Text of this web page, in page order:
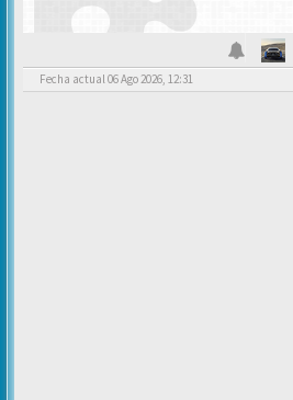
Fecha actual 06 Ago 2026, 12:31